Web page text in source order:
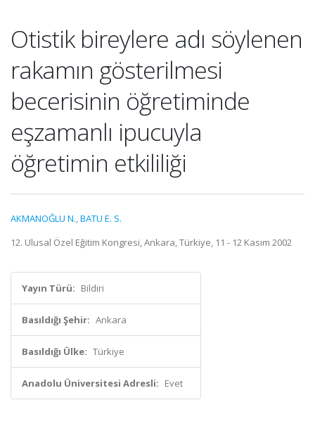
Otistik bireylere adı söylenen
rakamın gösterilmesi
becerisinin öğretiminde
eşzamanlı ipucuyla
öğretimin etkililiği
AKMANOĞLU N.,BATU E. S.
12. Ulusal Özel Eğitim Kongresi, Ankara, Türkiye, 11 - 12 Kasım 2002
Yayın Türü: Bildiri
Basıldığı Şehir: Ankara
Basıldığı Ülke: Türkiye
Anadolu Üniversitesi Adresli: Evet